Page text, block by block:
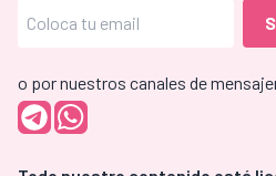
o por nuestros canales de